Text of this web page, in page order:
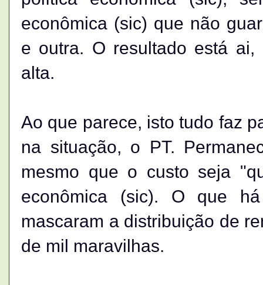
econômica (sic) que não
e outra. O resultado está
alta.
Ao que parece, isto tudo faz
na situação, o PT.
mesmo que o custo seja
econômica (sic). O que
mascaram a distribuição de
de mil maravilhas.